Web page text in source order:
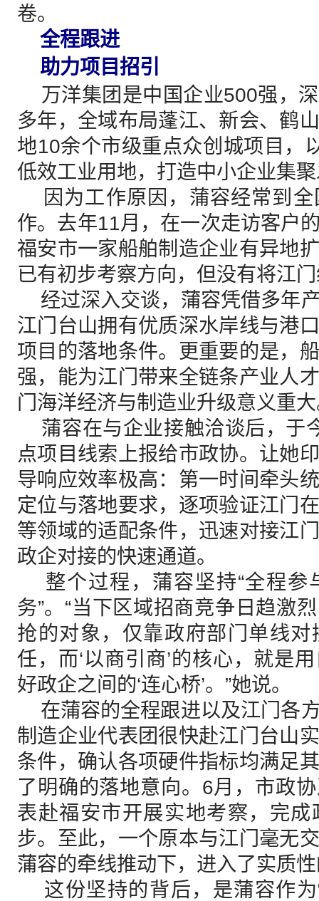
卷。
全程跟进
助力项目招引
万洋集团是中国企业500强，
多年，全域布局蓬江、新会、鹤
地10余个市级重点众创城项目，
低效工业用地，打造中小企业集
因为工作原因，蒲容经常到全
作。去年11月，在一次走访客户
福安市一家船舶制造企业有异地
已有初步考察方向，但没有将江
经过深入交谈，蒲容凭借多年
江门台山拥有优质深水岸线与港
项目的落地条件。更重要的是，
强，能为江门带来全链条产业人
门海洋经济与制造业升级意义重
蒲容在与企业接触洽谈后，于
点项目线索上报给市政协。让她
导响应效率极高：第一时间牵头
定位与落地要求，逐项验证江门
等领域的适配条件，迅速对接江
政企对接的快速通道。
整个过程，蒲容坚持“全程参
务”。“当下区域招商竞争日趋激
抢的对象，仅靠政府部门单线
任，而‘以商引商’的核心，就是
好政企之间的‘连心桥’。”她说。
在蒲容的全程跟进以及江门各
制造企业代表团很快赴江门台山
条件，确认各项硬件指标均满足
了明确的落地意向。6月，市政
表赴福安市开展实地考察，完
步。至此，一个原本与江门毫无
蒲容的牵线推动下，进入了实质
这份坚持的背后，是蒲容作为